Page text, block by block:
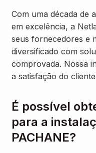
Com uma década de
em excelência, a
seus fornecedores e
diversificado com
comprovada. Nossa
a satisfação do
É possível
para a
PACHANE?